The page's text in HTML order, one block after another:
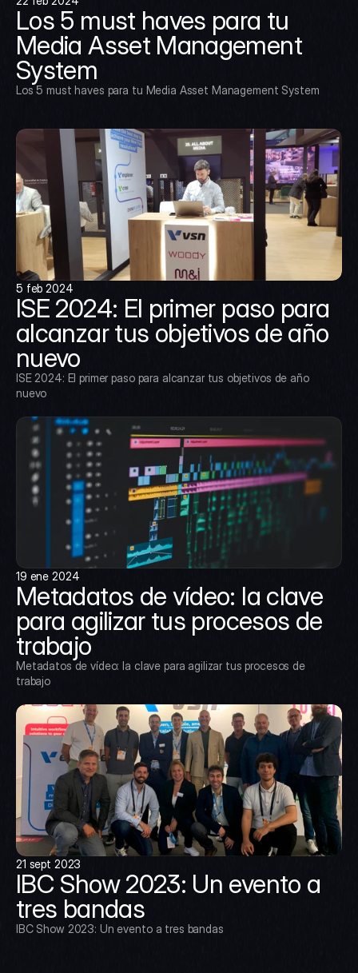
Los 5 must haves para tu
Media Asset Management
System
Los 5 must haves para tu Media Asset Management System
5 feb 2024
ISE 2024: El primer paso para
alcanzar tus objetivos de año
nuevo
ISE 2024: El primer paso para alcanzar tus objetivos de año
nuevo
19 ene 2024
Metadatos de vídeo: la clave
para agilizar tus procesos de
trabajo
Metadatos de vídeo: la clave para agilizar tus procesos de
trabajo
21 sept 2023
IBC Show 2023: Un evento a
tres bandas
IBC Show 2023: Un evento a tres bandas